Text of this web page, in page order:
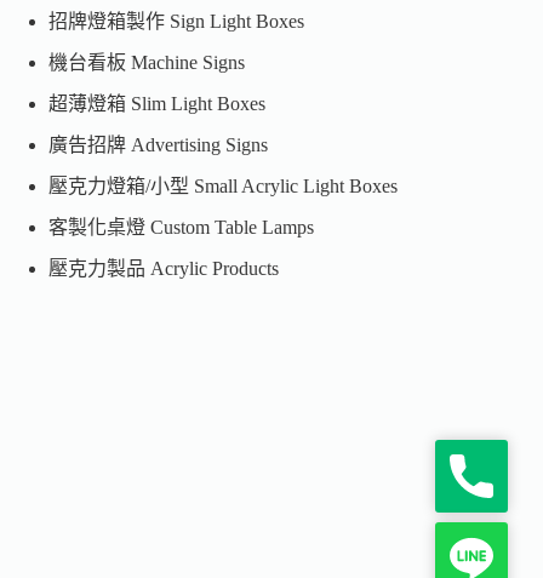
招牌燈箱製作 Sign Light Boxes
機台看板 Machine Signs
超薄燈箱 Slim Light Boxes
廣告招牌 Advertising Signs
壓克力燈箱/小型 Small Acrylic Light Boxes
客製化桌燈 Custom Table Lamps
壓克力製品 Acrylic Products
h
o
n
e
L
i